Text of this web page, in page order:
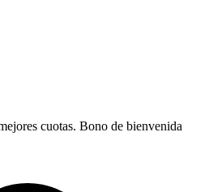
cuotas. Bono de bienvenida